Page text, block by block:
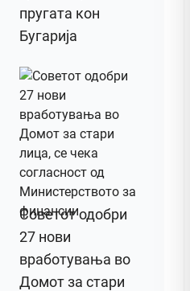
пругата кон
Бугарија
Советот одобри
27 нови
вработувања во
Домот за стари